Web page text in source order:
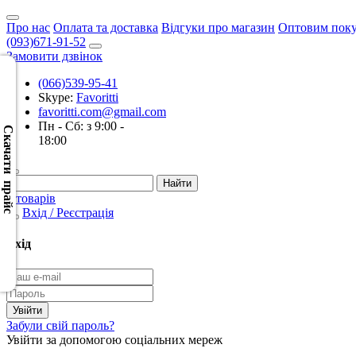
Про нас Оплата та доставка Відгуки про магазин Оптовим
(093)671-91-52
Замовити дзвінок
(066)539-95-41
Skype: Favoritti
favoritti.com@gmail.com
Пн - Сб: з 9:00 -
18:00
0 товарів
Вхід / Реєстрація
Вхід
Забули свій пароль?
Увійти за допомогою соціальних мереж
Скачати прайс
Скачать
XML
(Розн.)
Скачать
XML
(Опт)
Скачать
(Розн.)
Скачать
CSV
(Опт)